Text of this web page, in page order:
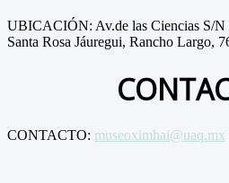
UBICACIÓN: Av.de las Ciencias S/N
Santa Rosa Jáuregui, Rancho Largo,
CONTACTO: museoximhai@uaq.mx